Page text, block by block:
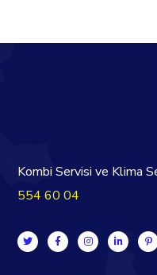
Kombi Servisi ve Klima
554 60 04